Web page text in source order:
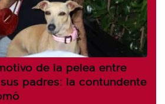
de la pelea entre
padres: la contundente